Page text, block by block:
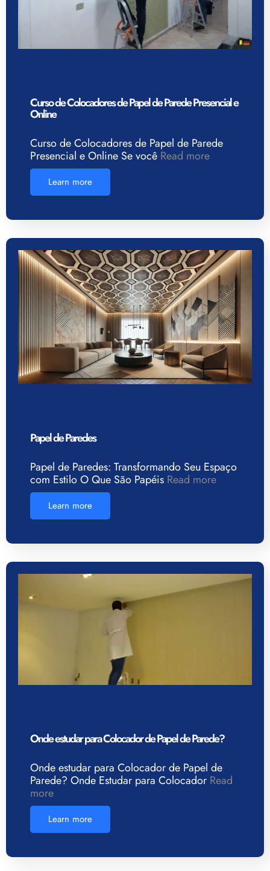
Curso de Colocadores de Papel de Parede Presencial e
Online
Curso de Colocadores de Papel de Parede
Presencial e Online Se você Read more
Learn more
Papel de Paredes
Papel de Paredes: Transformando Seu Espaço
com Estilo O Que São Papéis Read more
Learn more
Onde estudar para Colocador de Papel de Parede?
Onde estudar para Colocador de Papel de
Parede? Onde Estudar para Colocador Read
more
Learn more